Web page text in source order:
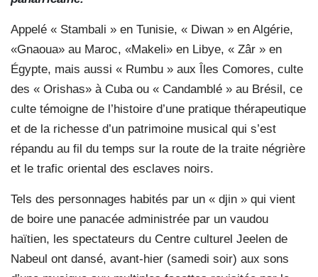
Appelé « Stambali » en Tunisie, « Diwan » en Algérie,
«Gnaoua» au Maroc, «Makeli» en Libye, « Zâr » en
Égypte, mais aussi « Rumbu » aux Îles Comores, culte
des « Orishas» à Cuba ou « Candamblé » au Brésil, ce
culte témoigne de l’histoire d’une pratique thérapeutique
et de la richesse d’un patrimoine musical qui s’est
répandu au fil du temps sur la route de la traite négrière
et le trafic oriental des esclaves noirs.
Tels des personnages habités par un « djin » qui vient
de boire une panacée administrée par un vaudou
haïtien, les spectateurs du Centre culturel Jeelen de
Nabeul ont dansé, avant-hier (samedi soir) aux sons